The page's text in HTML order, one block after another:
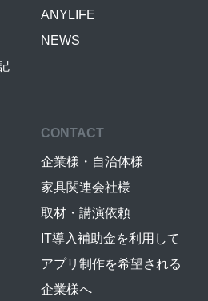
ANYLIFE
NEWS
CONTACT
企業様・自治体様
家具関連会社様
取材・講演依頼
IT導入補助金を利用して
アプリ制作を希望される
企業様へ